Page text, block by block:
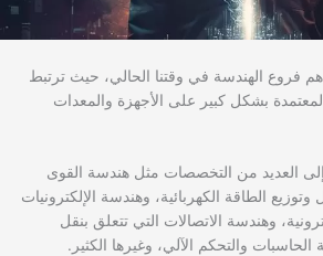
فروع الهندسة في وقتنا الحالي، حيث ترتبط
المعتمدة بشكل كبير على الأجهزة والمعدات
إلى العديد من التخصصات مثل هندسة القوى
وتوزيع الطاقة الكهربائية، وهندسة الإلكترونيات
وهندسة الاتصالات التي تتعلق بنقل
والتحكم الآلي، وغيرها الكثير.